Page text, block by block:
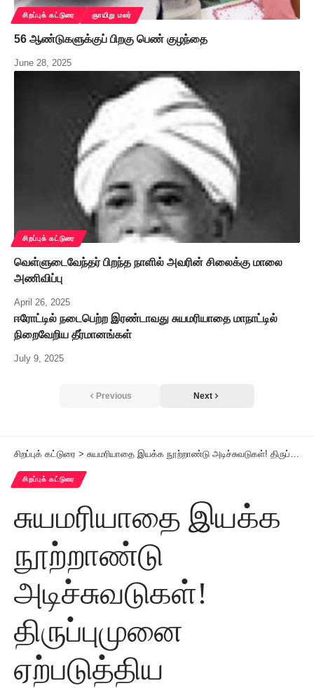
சிறப்புக் கட்டுரை ஞாயிறு மலர்
56 ஆண்டுகளுக்குப் பிறகு பெண் குழந்தை
June 28, 2025
சிறப்புக் கட்டுரை
வெள்ளுடைவேந்தர் பிறந்த நாளில் அவரின் சிலைக்கு மாலை
அணிவிப்பு
April 26, 2025
ஈரோட்டில் நடைபெற்ற இரண்டாவது சுயமரியாதை மாநாட்டில்
நிறைவேறிய தீர்மானங்கள்
July 9, 2025
Previous Next
சிறப்புக் கட்டுரை > சுயமரியாதை இயக்க நூற்றாண்டு அடிச்சுவடுகள்! திருப்புமுனை ஏற்படுத்திய சுயமரியாதை இயக்க மாநாடுகள் (8) ”ஜாதி-தீண்டாமையை வைத்துக்கொண்டு சுயராஜ்ஜியம் பேசலாமா?”
சிறப்புக் கட்டுரை
சுயமரியாதை இயக்க
நூற்றாண்டு
அடிச்சுவடுகள்!
திருப்புமுனை
ஏற்படுத்திய